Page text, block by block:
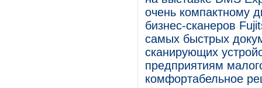
очень компактному
бизнес-сканеров
самых быстрых
сканирующих
предприятиям
комфортабельное